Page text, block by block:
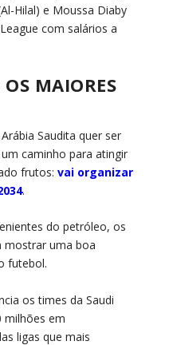
Hilal) e Moussa Diaby
com salários a
MAIORES
Saudita quer ser
caminho para atingir
frutos: vai organizar
.
do petróleo, os
mostrar uma boa
futebol.
os times da Saudi
milhões em
ligas que mais